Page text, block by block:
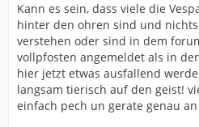
Kann es sein, dass viele die
hinter den ohren sind und
verstehen oder sind in dem
vollpfosten angemeldet als in
hier jetzt etwas ausfallend
langsam tierisch auf den geist!
einfach pech un gerate genau